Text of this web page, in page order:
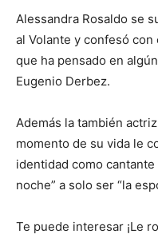
Alessandra Rosaldo se
al Volante y confesó
que ha pensado en
Eugenio Derbez.
Además la también
momento de su vida le
identidad como
noche” a solo ser “la
Te puede interesar ¡Le